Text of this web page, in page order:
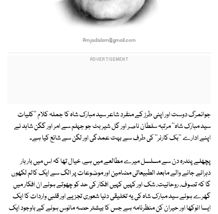
Amjadislam@gmail.com
جوانمرگ دوست اور اپنی طرز کے منفرد شاعر سید مبارک شاہ کا جملہ کلام ''کلیات
سید مبارک شاہ'' مرتبہ سلطان ناصر اور گل شیر بٹ جو جہلم سے امر اور گگن شاہد نے
اپنے ادارے ''بک کارنر'' کی طرف سے بہت عمدگی اور لگن سے شائع کیا ہے۔
پچھلے پندرہ دن سے مسلسل میرے مطالعے میں ہے، خیال تھا کہ اس میں بار بار
دہرائے جانے والے مابعد الطبیعاتی مضامین اور موضوعات پر الگ سے ایک کالم لکھوں
گا کہ تصوف، روحانیت، شک اور کہیں کہیں افکار کی حد کو چھوتے ہوئے ان افکار میں
گھرے ہوئے سید مبارک شاہ کی یہ تخلیقی دنیا شعوری تجزیے اور قلبی واردات کا ایک
ایسا انوکھا اور حیران کن منظرنامہ ہے جس کا بیشتر حصہ مانوس ہونے کے باوجود ایک